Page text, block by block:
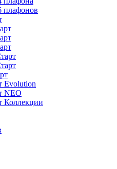
плафонов
Evolution
NEO
Коллекции